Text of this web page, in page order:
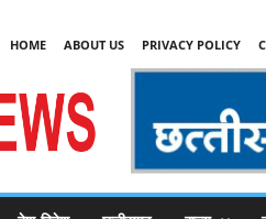
HOME ABOUT US PRIVACY POLICY